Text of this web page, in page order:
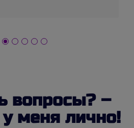
вопросы? –
меня лично!